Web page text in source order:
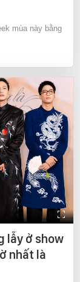
mùa này bằng
lẫy ở show
nhất là